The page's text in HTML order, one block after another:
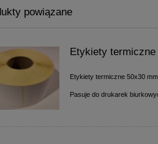
powiązane
Etykiety
Etykiety termiczne 50x30
Pasuje do drukarek